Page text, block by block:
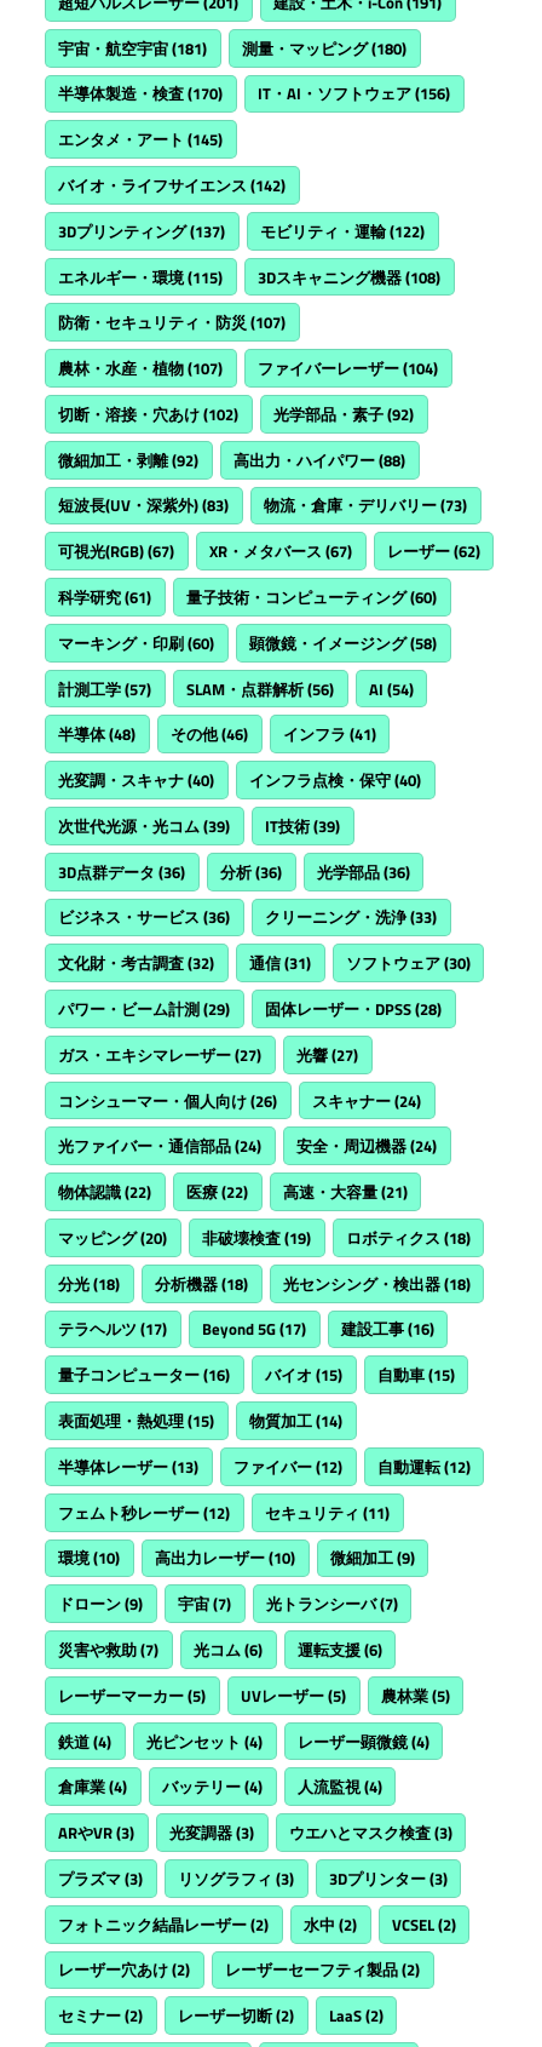
宇宙・航空宇宙(181) 測量・マッピング(180)
半導体製造・検査(170) IT・AI・ソフトウェア(156)
エンタメ・アート (145)
バイオ・ライフサイエンス (142)
3Dプリンティング(137) モビリティ・運輸(122)
エネルギー・環境(115) 3Dスキャニング機器(108)
防衛・セキュリティ・防災(107)
農林・水産・植物(107) ファイバーレーザー(104)
切断・溶接・穴あけ(102) 光学部品・素子(92)
微細加工・剥離(92) 高出力・ハイパワー(88)
短波長(UV・深紫外)(83) 物流・倉庫・デリバリー(73)
可視光(RGB)(67) XR・メタバース (67) レーザー(62)
科学研究(61) 量子技術・コンピューティング(60)
マーキング・印刷(60) 顕微鏡・イメージング(58)
計測工学(57) SLAM・点群解析(56) AI (54)
半導体(48) その他(46) インフラ (41)
光変調・スキャナ(40) インフラ点検・保守(40)
次世代光源・光コム(39) IT技術(39)
3D点群データ (36) 分析(36) 光学部品(36)
ビジネス・サービス (36) クリーニング・洗浄(33)
文化財・考古調査(32) 通信(31) ソフトウェア(30)
パワー・ビーム計測(29) 固体レーザー・DPSS(28)
ガス・エキシマレーザー(27) 光響(27)
コンシューマー・個人向け(26) スキャナー(24)
光ファイバー・通信部品(24) 安全・周辺機器(24)
物体認識(22) 医療(22) 高速・大容量(21)
マッピング(20) 非破壊検査(19) ロボティクス (18)
分光(18) 分析機器(18) 光センシング・検出器(18)
テラヘルツ (17) Beyond 5G(17) 建設工事(16)
量子コンピューター(16) バイオ (15) 自動車(15)
表面処理・熱処理(15) 物質加工(14)
半導体レーザー(13) ファイバー(12) 自動運転(12)
フェムト秒レーザー(12) セキュリティ (11)
環境(10) 高出力レーザー(10) 微細加工(9)
ドローン(9) 宇宙(7) 光トランシーバ(7)
災害や救助(7) 光コム(6) 運転支援(6)
レーザーマーカー(5) UVレーザー(5) 農林業(5)
鉄道(4) 光ピンセット (4) レーザー顕微鏡(4)
倉庫業(4) バッテリー(4) 人流監視(4)
ARやVR(3) 光変調器(3) ウエハとマスク検査(3)
プラズマ(3) リソグラフィ (3) 3Dプリンター(3)
フォトニック結晶レーザー(2) 水中 (2) VCSEL(2)
レーザー穴あけ(2) レーザーセーフティ製品(2)
セミナー(2) レーザー切断(2) LaaS(2)